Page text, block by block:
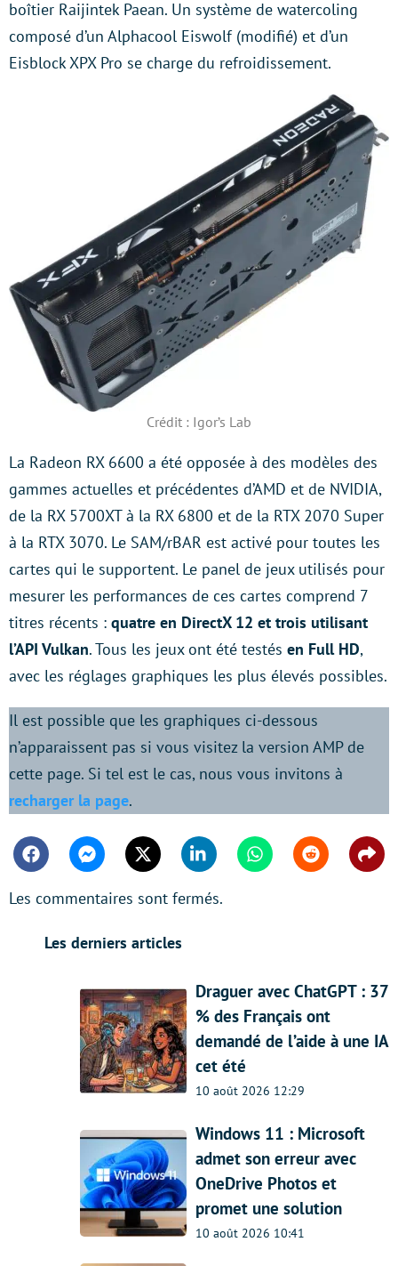
boîtier Raijintek Paean. Un système de watercoling
composé d’un Alphacool Eiswolf (modifié) et d’un
Eisblock XPX Pro se charge du refroidissement.
Crédit : Igor’s Lab
La Radeon RX 6600 a été opposée à des modèles des
gammes actuelles et précédentes d’AMD et de NVIDIA,
de la RX 5700XT à la RX 6800 et de la RTX 2070 Super
à la RTX 3070. Le SAM/rBAR est activé pour toutes les
cartes qui le supportent. Le panel de jeux utilisés pour
mesurer les performances de ces cartes comprend 7
titres récents : quatre en DirectX 12 et trois utilisant
l’API Vulkan. Tous les jeux ont été testés en Full HD,
avec les réglages graphiques les plus élevés possibles.
Il est possible que les graphiques ci-dessous
n’apparaissent pas si vous visitez la version AMP de
cette page. Si tel est le cas, nous vous invitons à
recharger la page.
FacebookMessengerTwitter Linkedin WhatsappReddit
Les commentaires sont fermés.
Les derniers articles
Draguer avec ChatGPT : 37
% des Français ont
demandé de l’aide à une IA
cet été
10 août 2026 12:29
Windows 11 : Microsoft
admet son erreur avec
OneDrive Photos et
promet une solution
10 août 2026 10:41